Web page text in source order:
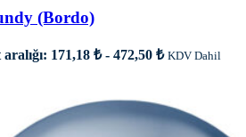
(Bordo)
171,18 ₺ - 472,50 ₺ KDV Dahil